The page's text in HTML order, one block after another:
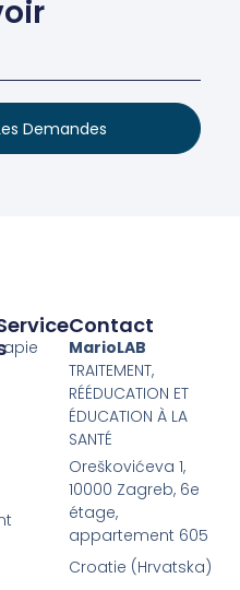
Demandes
Contact
MarioLAB
TRAITEMENT,
RÉÉDUCATION ET
ÉDUCATION À LA
SANTÉ
Oreškovićeva 1,
10000 Zagreb, 6e
étage,
appartement 605
Croatie (Hrvatska)